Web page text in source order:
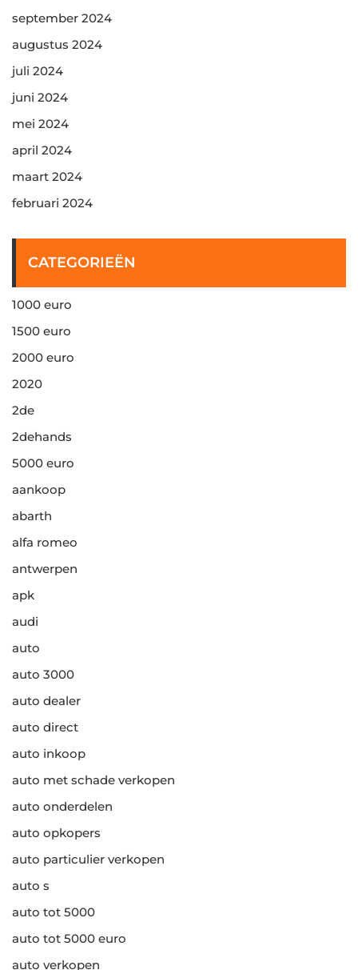
september 2024
augustus 2024
juli 2024
juni 2024
mei 2024
april 2024
maart 2024
februari 2024
CATEGORIEËN
1000 euro
1500 euro
2000 euro
2020
2de
2dehands
5000 euro
aankoop
abarth
alfa romeo
antwerpen
apk
audi
auto
auto 3000
auto dealer
auto direct
auto inkoop
auto met schade verkopen
auto onderdelen
auto opkopers
auto particulier verkopen
auto s
auto tot 5000
auto tot 5000 euro
auto verkopen